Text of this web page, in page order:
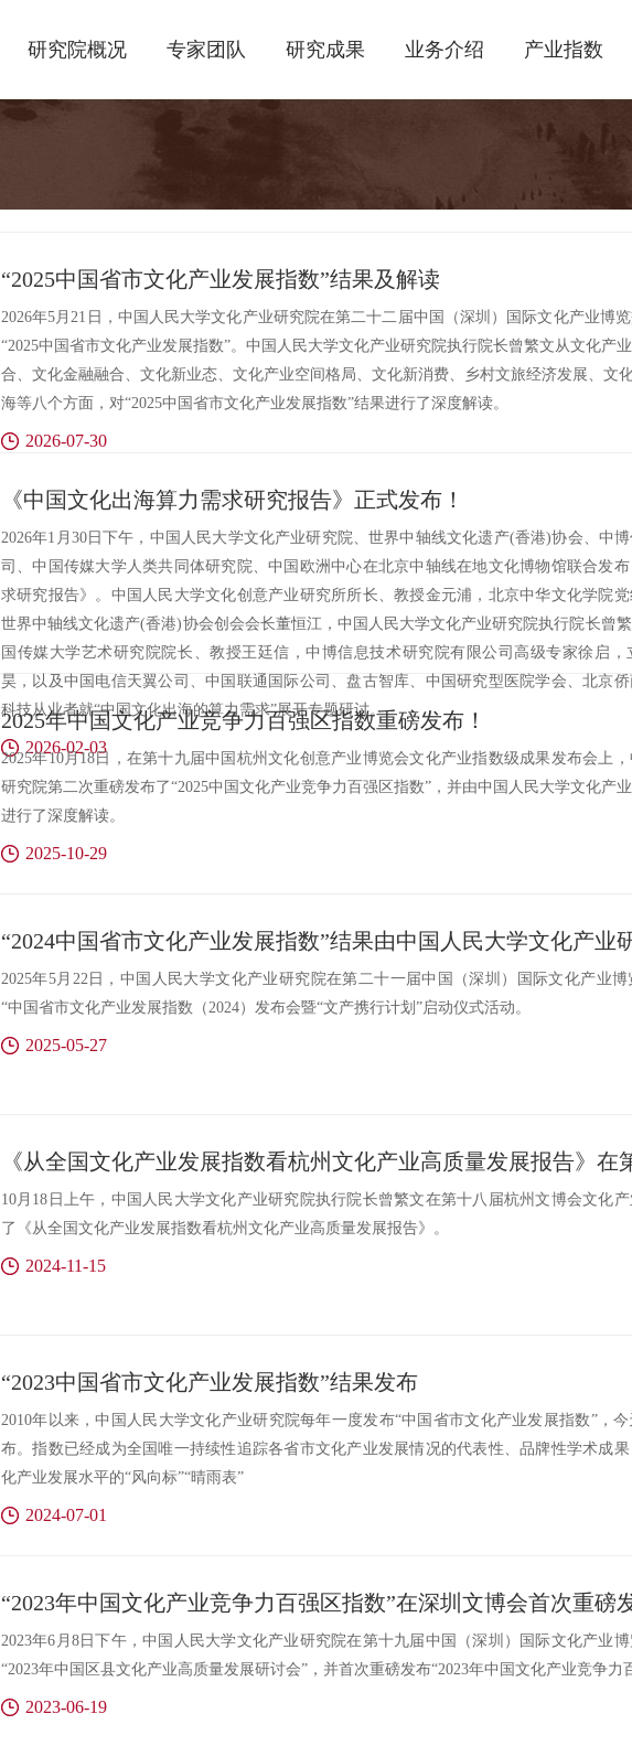
研究院概况 专家团队 研究成果 业务介绍 产业指数
“2025中国省市文化产业发展指数”结果及解读
2026年5月21日，中国人民大学文化产业研究院在第二十二届中国（深圳）国际文化产业博
“2025中国省市文化产业发展指数”。中国人民大学文化产业研究院执行院长曾繁文从文化产
合、文化金融融合、文化新业态、文化产业空间格局、文化新消费、乡村文旅经济发展、文
海等八个方面，对“2025中国省市文化产业发展指数”结果进行了深度解读。
2026-07-30
《中国文化出海算力需求研究报告》正式发布！
2026年1月30日下午，中国人民大学文化产业研究院、世界中轴线文化遗产(香港)协会、中
司、中国传媒大学人类共同体研究院、中国欧洲中心在北京中轴线在地文化博物馆联合发
求研究报告》。中国人民大学文化创意产业研究所所长、教授金元浦，北京中华文化学院党
世界中轴线文化遗产(香港)协会创会会长董恒江，中国人民大学文化产业研究院执行院长曾
国传媒大学艺术研究院院长、教授王廷信，中博信息技术研究院有限公司高级专家徐启
昊，以及中国电信天翼公司、中国联通国际公司、盘古智库、中国研究型医院学会、北京
科技从业者就“中国文化出海的算力需求”展开专题研讨。
2026-02-03
2025年中国文化产业竞争力百强区指数重磅发布！
2025年10月18日，在第十九届中国杭州文化创意产业博览会文化产业指数级成果发布会上
研究院第二次重磅发布了“2025中国文化产业竞争力百强区指数”，并由中国人民大学文化产
进行了深度解读。
2025-10-29
​2025年5月22日，中国人民大学文化产业研究院在第二十一届中国（深圳）国际文化产业
“中国省市文化产业发展指数（2024）发布会暨“文产携行计划”启动仪式活动。
2025-05-27
10月18日上午，中国人民大学文化产业研究院执行院长曾繁文在第十八届杭州文博会文化
了《从全国文化产业发展指数看杭州文化产业高质量发展报告》。
2024-11-15
“2023中国省市文化产业发展指数”结果发布
2010年以来，中国人民大学文化产业研究院每年一度发布“中国省市文化产业发展指数”，
布。指数已经成为全国唯一持续性追踪各省市文化产业发展情况的代表性、品牌性学术成
化产业发展水平的“风向标”“晴雨表”
2024-07-01
“2023年中国文化产业竞争力百强区指数”在深圳文博会首次重磅
2023年6月8日下午，中国人民大学文化产业研究院在第十九届中国（深圳）国际文化产业
“2023年中国区县文化产业高质量发展研讨会”，并首次重磅发布“2023年中国文化产业竞争力
2023-06-19